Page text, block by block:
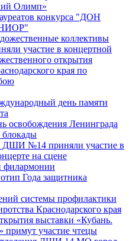
Олимп»
конкурса "ДОН
коллективы
участие в концертной
открытия
края по
день памяти
освобождения Ленинграда
блокады
ДШИ №14 приняли участие в
на сцене
филармонии
Года защитника
системы профилактики
Краснодарского края
выставки «Кубань.
примут участие чтецы